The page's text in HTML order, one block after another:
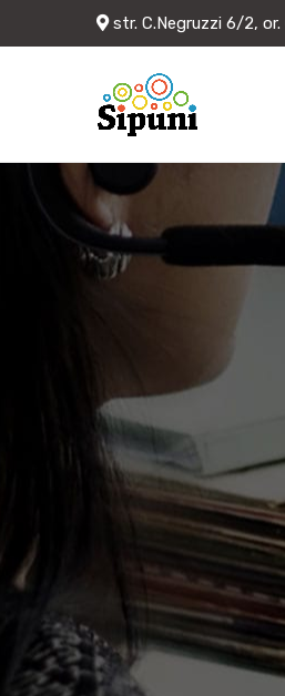
str. C.Negruzzi 6/2, or.